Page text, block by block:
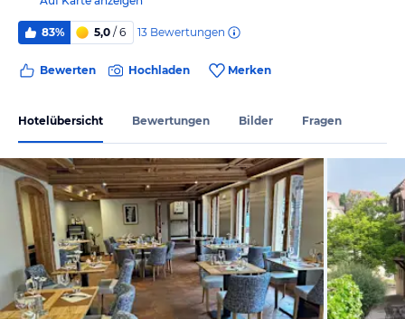
83% 5,0 / 6 13 Bewertungen
Bewerten Hochladen Merken
Hotelübersicht Bewertungen Bilder Fragen